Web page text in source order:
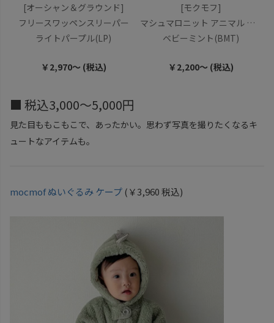
[オーシャン＆グラウンド]
フリースワッペンスリーパー
ライトパープル(LP)
￥2,970～ (税込)
[モクモフ]
マシュマロニット アニマル ソックス
ベビーミント(BMT)
￥2,200～ (税込)
■ 税込3,000～5,000円
見た目ももこもこで、あったかい。思わず写真を撮りたくなるキ
ュートなアイテムも。
mocmofぬいぐるみ ケープ(￥3,960 税込)